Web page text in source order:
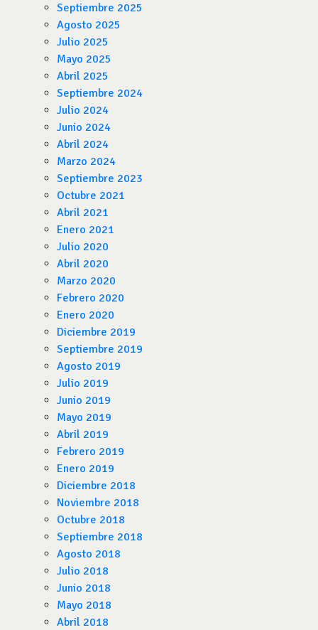
Septiembre 2025
Agosto 2025
Julio 2025
Mayo 2025
Abril 2025
Septiembre 2024
Julio 2024
Junio 2024
Abril 2024
Marzo 2024
Septiembre 2023
Octubre 2021
Abril 2021
Enero 2021
Julio 2020
Abril 2020
Marzo 2020
Febrero 2020
Enero 2020
Diciembre 2019
Septiembre 2019
Agosto 2019
Julio 2019
Junio 2019
Mayo 2019
Abril 2019
Febrero 2019
Enero 2019
Diciembre 2018
Noviembre 2018
Octubre 2018
Septiembre 2018
Agosto 2018
Julio 2018
Junio 2018
Mayo 2018
Abril 2018